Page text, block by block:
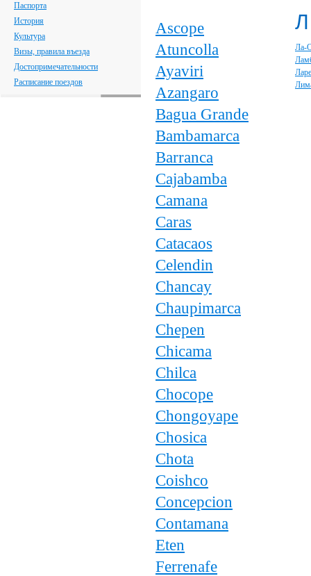
Паспорта
История
Культура
Визы, правила въезда
Достопримечательности
Расписание поездов
Ascope
Atuncolla
Ayaviri
Azangaro
Bagua Grande
Bambamarca
Barranca
Cajabamba
Camana
Caras
Catacaos
Celendin
Chancay
Chaupimarca
Chepen
Chicama
Chilca
Chocope
Chongoyape
Chosica
Chota
Coishco
Concepcion
Contamana
Eten
Ferrenafe
Л
Ла-